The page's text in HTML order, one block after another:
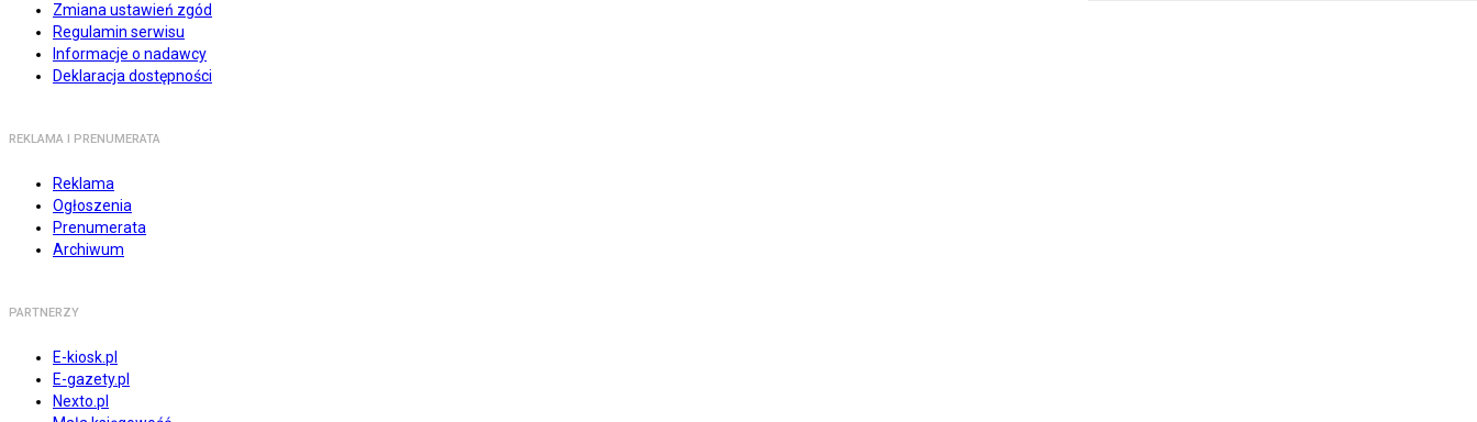
Zmiana ustawień zgód
Regulamin serwisu
Informacje o nadawcy
Deklaracja dostępności
REKLAMA I PRENUMERATA
Reklama
Ogłoszenia
Prenumerata
Archiwum
PARTNERZY
E-kiosk.pl
E-gazety.pl
Nexto.pl